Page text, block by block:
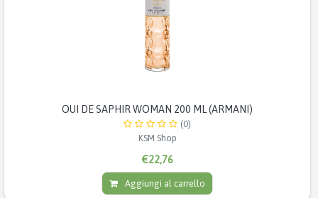
OUI DE SAPHIR WOMAN 200 ML (ARMANI)
(0)
KSM Shop
€22,76
Aggiungi al carrello